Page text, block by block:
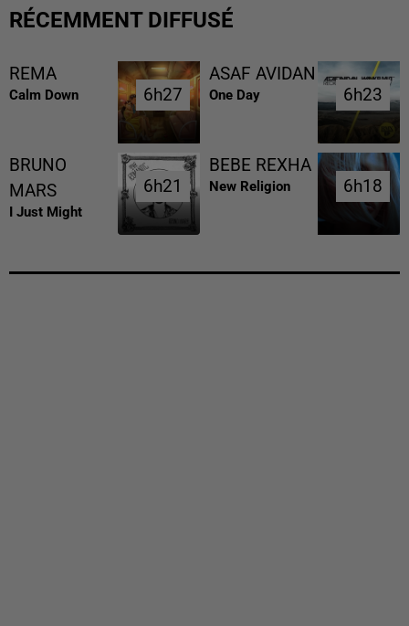
RÉCEMMENT DIFFUSÉ
REMA
Calm Down 6h27
6h27
ASAF AVIDAN
One Day 6h23
6h23
BRUNO
MARS
I Just Might
6h21
6h21
BEBE REXHA
New Religion 6h18
6h18